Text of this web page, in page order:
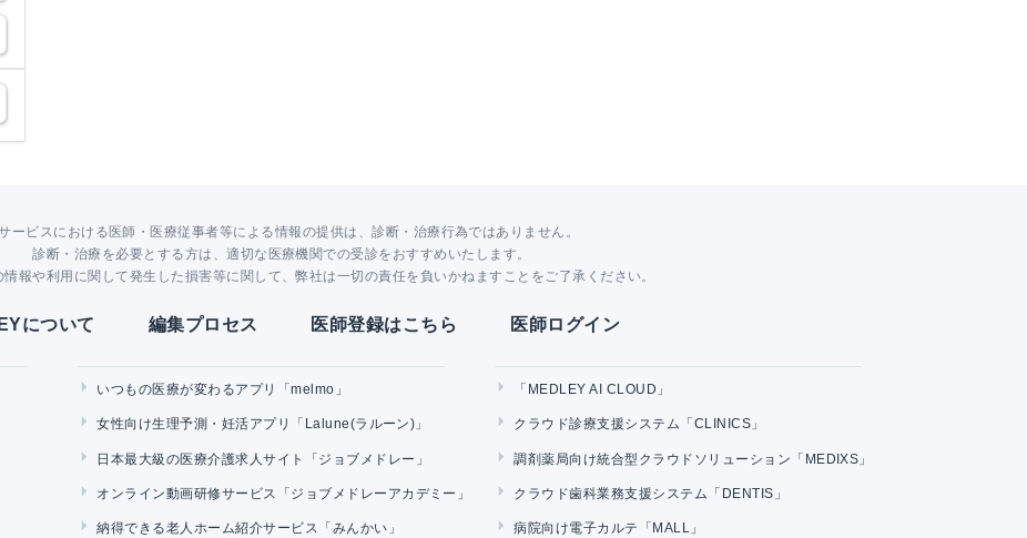
ービスにおける医師・医療従事者等による情報の提供は、診断・治療行為ではありません。
診断・治療を必要とする方は、適切な医療機関での受診をおすすめいたします。
報や利用に関して発生した損害等に関して、弊社は一切の責任を負いかねますことをご了承ください。
について 編集プロセス 医師登録はこちら 医師ログイン
いつもの医療が変わるアプリ「melmo」
女性向け生理予測・妊活アプリ「Lalune(ラルーン)」
日本最大級の医療介護求人サイト「ジョブメドレー」
オンライン動画研修サービス「ジョブメドレーアカデミー」
納得できる老人ホーム紹介サービス「みんかい」
「MEDLEY AI CLOUD」
クラウド診療支援システム「CLINICS」
調剤薬局向け統合型クラウドソリューション「MEDIXS」
クラウド歯科業務支援システム「DENTIS」
病院向け電子カルテ「MALL」